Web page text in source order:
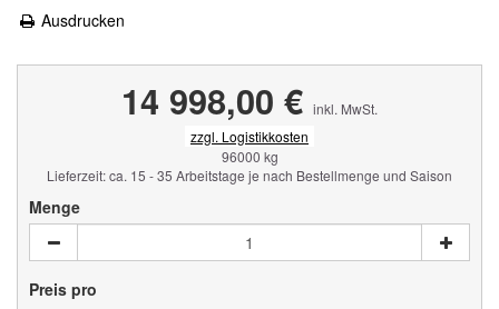
Ausdrucken
14 998,00 € inkl. MwSt.
zzgl. Logistikkosten
96000 kg
Lieferzeit: ca. 15 - 35 Arbeitstage je nach Bestellmenge und Saison
Menge
Preis pro